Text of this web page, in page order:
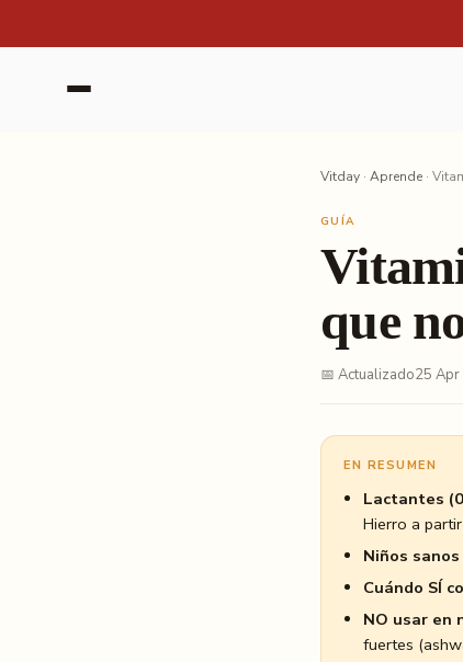
Vitday · Aprende ·
GUÍA
que
📅 Actualizado25
EN RESUMEN
Lactantes
Hierro a
Niños
Cuándo SÍ
NO usar en
fuertes